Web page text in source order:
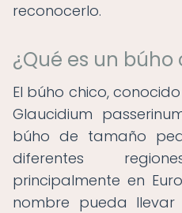
reconocerlo.
¿Qué es un búho
El búho chico,
Glaucidium
búho de tamaño
diferentes
principalmente en
nombre pueda